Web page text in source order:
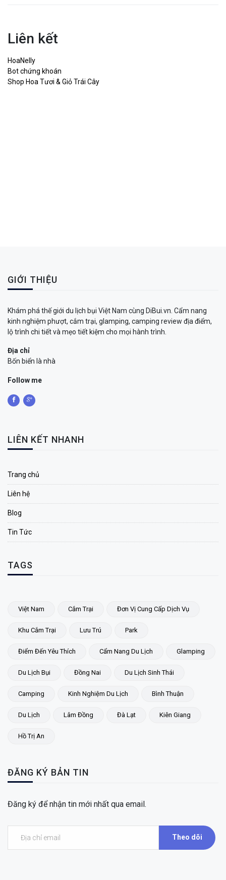
Liên kết
HoaNelly
Bot chứng khoán
Shop Hoa Tươi & Giỏ Trái Cây
GIỚI THIỆU
Khám phá thế giới du lịch bụi Việt Nam cùng DiBui.vn. Cẩm nang
kinh nghiệm phượt, cắm trại, glamping, camping review địa điểm,
lộ trình chi tiết và mẹo tiết kiệm cho mọi hành trình.
Địa chỉ
Bốn biển là nhà
Follow me
LIÊN KẾT NHANH
Trang chủ
Liên hệ
Blog
Tin Tức
TAGS
Việt Nam Cắm Trại Đơn Vị Cung Cấp Dịch Vụ
Khu Cắm Trại Lưu Trú Park
Điểm Đến Yêu Thích Cẩm Nang Du Lịch Glamping
Du Lịch Bụi Đồng Nai Du Lịch Sinh Thái
Camping Kinh Nghiệm Du Lịch Bình Thuận
Du Lịch Lâm Đồng Đà Lạt Kiên Giang
Hồ Trị An
ĐĂNG KÝ BẢN TIN
Đăng ký để nhận tin mới nhất qua email.
Theo dõi